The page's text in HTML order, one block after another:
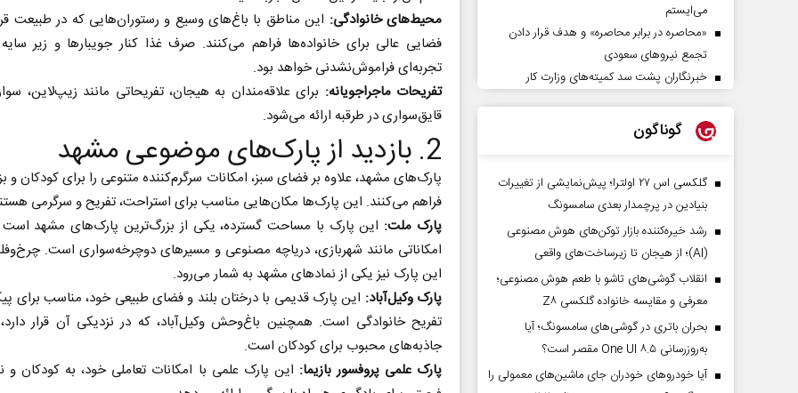
محیط‌های خانوادگی: این مناطق با باغ‌های وسیع و رستوران‌هایی که در طبیعت
فضایی عالی برای خانواده‌ها فراهم می‌کنند. صرف غذا کنار جویبارها و زیر
تجربه‌ای فراموش‌نشدنی خواهد بود.
تفریحات ماجراجویانه: برای علاقه‌مندان به هیجان، تفریحاتی مانند زیپ‌لاین،
قایق‌سواری در طرقبه ارائه می‌شود.
2. بازدید از پارک‌های موضوعی مشهد
پارک‌های مشهد، علاوه بر فضای سبز، امکانات سرگرم‌کننده متنوعی را برای کودکان و
فراهم می‌کنند. این پارک‌ها مکان‌هایی مناسب برای استراحت، تفریح و سرگرمی
پارک ملت: این پارک با مساحت گسترده، یکی از بزرگ‌ترین پارک‌های مشهد است
امکاناتی مانند شهربازی، دریاچه مصنوعی و مسیرهای دوچرخه‌سواری است.
این پارک نیز یکی از نمادهای مشهد به شمار می‌رود.
پارک وکیل‌آباد: این پارک قدیمی با درختان بلند و فضای طبیعی خود، مناسب برای
تفریح خانوادگی است. همچنین باغ‌وحش وکیل‌آباد، که در نزدیکی آن قرار
جاذبه‌های محبوب برای کودکان است.
پارک علمی پروفسور بازیما: این پارک علمی با امکانات تعاملی خود، به کودکان و
می‌ایستم
«محاصره در برابر محاصره» و هدف قرار دادن
تجمع نیروهای سعودی
خبرنگاران پشت سد کمیته‌های وزارت کار
گوناگون
گلکسی اس ۲۷ اولترا؛ پیش‌نمایشی از تغییرات
بنیادین در پرچمدار بعدی سامسونگ
رشد خیره‌کننده بازار توکن‌های هوش مصنوعی
(AI)؛ از هیجان تا زیرساخت‌های واقعی
انقلاب گوشی‌های تاشو‌ با طعم هوش مصنوعی؛
معرفی و مقایسه خانواده گلکسی Z۸
بحران باتری در گوشی‌های سامسونگ؛ آیا
به‌روزرسانی One UI ۸.۵ مقصر است؟
آیا خودروهای خودران جای ماشین‌های معمولی را